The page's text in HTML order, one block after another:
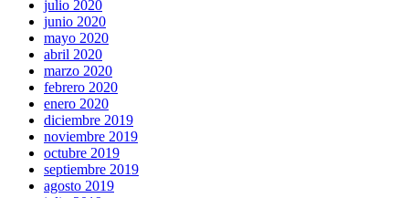
julio 2020
junio 2020
mayo 2020
abril 2020
marzo 2020
febrero 2020
enero 2020
diciembre 2019
noviembre 2019
octubre 2019
septiembre 2019
agosto 2019